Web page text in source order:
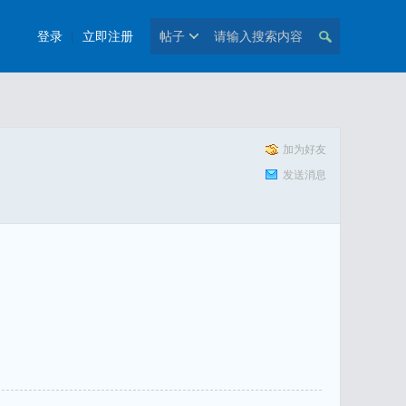
帖子
登录 立即注册
加为好友
发送消息